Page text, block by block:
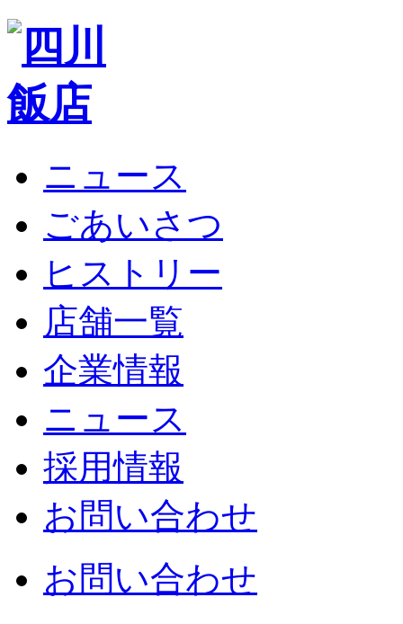
ニュース
ごあいさつ
ヒストリー
店舗一覧
企業情報
ニュース
採用情報
お問い合わせ
お問い合わせ